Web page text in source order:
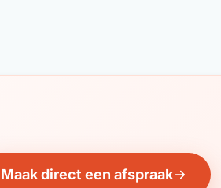
Maak direct een afspraak